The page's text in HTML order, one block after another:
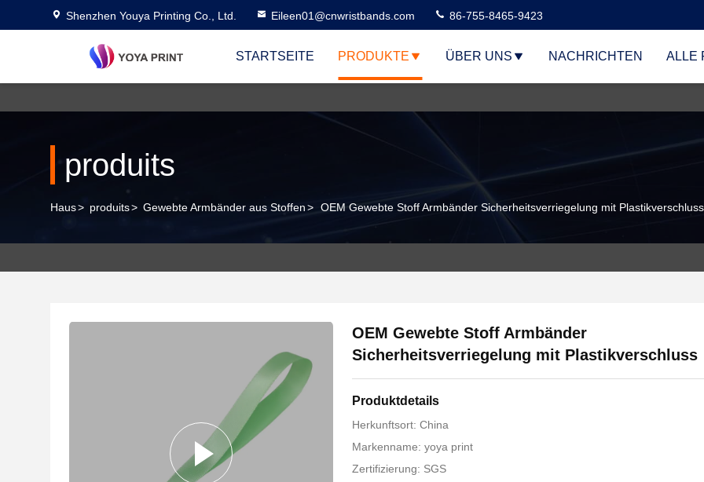
Shenzhen Youya Printing Co., Ltd. Eileen01@cnwristbands.com 86-755-8465-9423
STARTSEITE PRODUKTE ÜBER UNS NACHRICHTEN ALLE
produits
Haus> produits> Gewebte Armbänder aus Stoffen> OEM Gewebte Stoff Armbänder Sicherheitsverriegelung mit Plastikverschluss
OEM Gewebte Stoff Armbänder
Sicherheitsverriegelung mit Plastikverschluss
Produktdetails
Herkunftsort: China
Markenname: yoya print
Zertifizierung: SGS